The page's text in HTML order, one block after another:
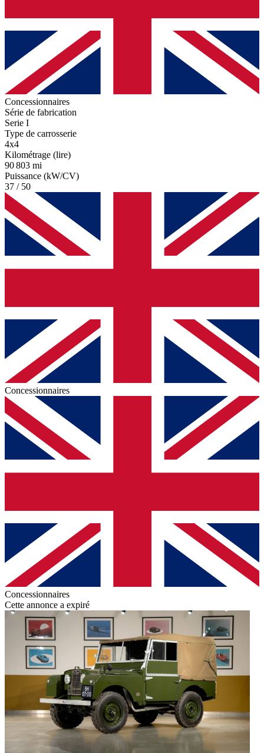
Concessionnaires
Série de fabrication
Serie I
Type de carrosserie
4x4
Kilométrage (lire)
90 803 mi
Puissance (kW/CV)
37 / 50
Concessionnaires
Concessionnaires
Cette annonce a expiré